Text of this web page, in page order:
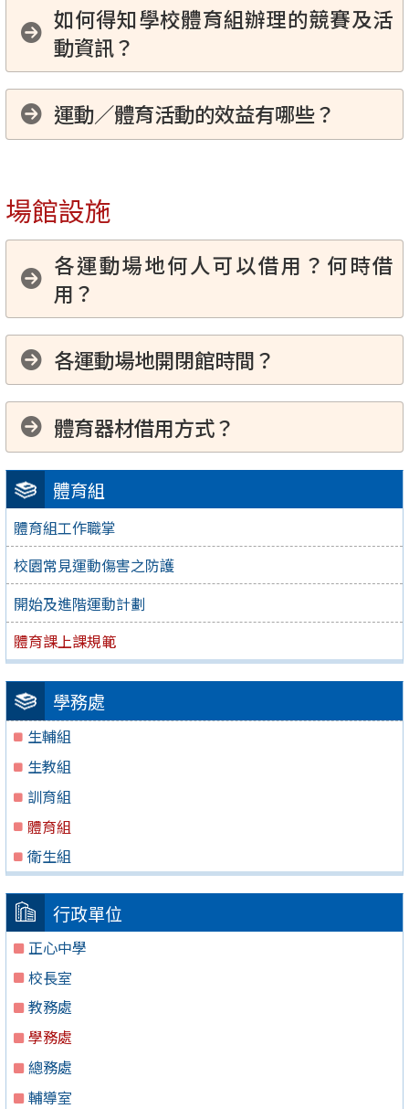
體育組
體育組工作職掌
校園常見運動傷害之防護
開始及進階運動計劃
體育課上課規範
學務處
生輔組
生教組
訓育組
體育組
衛生組
行政單位
正心中學
校長室
教務處
學務處
總務處
輔導室
如何得知學校體育組辦理的競賽及活
動資訊？
運動／體育活動的效益有哪些？
場館設施
各運動場地何人可以借用？何時借
用？
各運動場地開閉館時間？
體育器材借用方式？